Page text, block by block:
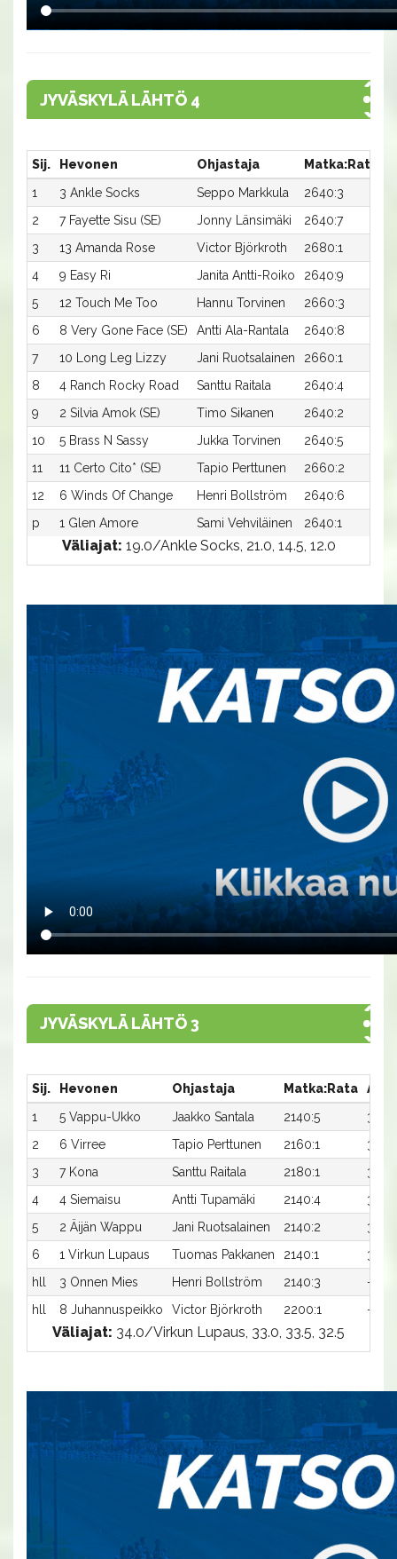
JYVÄSKYLÄ LÄHTÖ 4
Sij. Hevonen Ohjastaja Matka:Rata
1
3 Ankle Socks Seppo Markkula 2640:3
2
7 Fayette Sisu (SE) Jonny Länsimäki 2640:7
3
13 Amanda Rose Victor Björkroth 2680:1
4
9 Easy Ri Janita Antti-Roiko 2640:9
5
12 Touch Me Too Hannu Torvinen 2660:3
6
8 Very Gone Face (SE) Antti Ala-Rantala 2640:8
7
10 Long Leg Lizzy Jani Ruotsalainen 2660:1
8
4 Ranch Rocky Road Santtu Raitala 2640:4
9
2 Silvia Amok (SE) Timo Sikanen 2640:2
10
5 Brass N Sassy Jukka Torvinen 2640:5
11
11 Certo Cito* (SE) Tapio Perttunen 2660:2
12
6 Winds Of Change Henri Bollström 2640:6
p
1 Glen Amore Sami Vehviläinen 2640:1
Väliajat: 19.0/Ankle Socks, 21.0, 14.5, 12.0
JYVÄSKYLÄ LÄHTÖ 3
Sij. Hevonen Ohjastaja Matka:Rata
Aika
1
5 Vappu-Ukko Jaakko Santala 2140:5
33,0
2
6 Virree Tapio Perttunen 2160:1
32,4
3
7 Kona Santtu Raitala 2180:1
31,7
4
4 Siemaisu Antti Tupamäki 2140:4
33,5x
5
2 Äijän Wappu Jani Ruotsalainen 2140:2
33,5x
6
1 Virkun Lupaus Tuomas Pakkanen 2140:1
33,9
hll
3 Onnen Mies Henri Bollström 2140:3
-
hll
8 Juhannuspeikko Victor Björkroth 2200:1 -
Väliajat: 34.0/Virkun Lupaus, 33.0, 33.5, 32.5